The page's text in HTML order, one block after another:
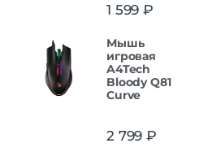
1 599 ₽
Мышь
игровая
A4Tech
Bloody Q81
Curve
2 799 ₽